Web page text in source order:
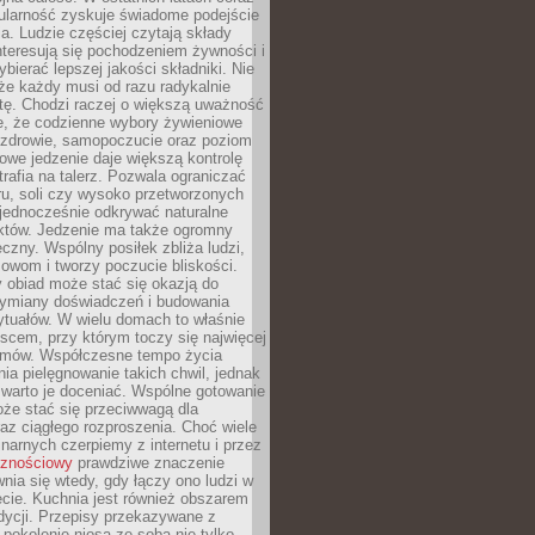
zyskuje świadome podejście
Ludzie częściej czytają składy
się pochodzeniem żywności i
lepszej jakości składniki. Nie
każdy musi od razu radykalnie
Chodzi raczej o większą uważność
że codzienne wybory żywieniowe
samopoczucie oraz poziom
jedzenie daje większą kontrolę
na talerz. Pozwala ograniczać
soli czy wysoko przetworzonych
odkrywać naturalne
Jedzenie ma także ogromny
Wspólny posiłek zbliża ludzi,
i tworzy poczucie bliskości.
obiad może stać się okazją do
doświadczeń i budowania
W wielu domach to właśnie
przy którym toczy się najwięcej
Współczesne tempo życia
pielęgnowanie takich chwil, jednak
je doceniać. Wspólne gotowanie
stać się przeciwwagą dla
ciągłego rozproszenia. Choć wiele
czerpiemy z internetu i przez
prawdziwe znaczenie
się wtedy, gdy łączy ono ludzi w
Kuchnia jest również obszarem
Przepisy przekazywane z